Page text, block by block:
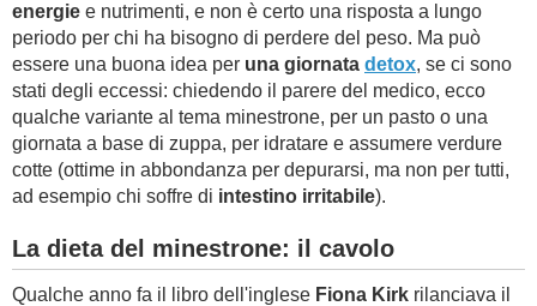
energie e nutrimenti, e non è certo una risposta a lungo
periodo per chi ha bisogno di perdere del peso. Ma può
essere una buona idea per una giornata detox, se ci sono
stati degli eccessi: chiedendo il parere del medico, ecco
qualche variante al tema minestrone, per un pasto o una
giornata a base di zuppa, per idratare e assumere verdure
cotte (ottime in abbondanza per depurarsi, ma non per tutti,
ad esempio chi soffre di intestino irritabile).
La dieta del minestrone: il cavolo
Qualche anno fa il libro dell'inglese Fiona Kirk rilanciava il